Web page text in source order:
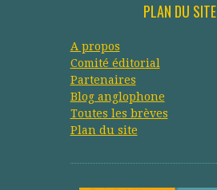
PLAN DU SITE
A propos
Comité éditorial
Partenaires
Blog anglophone
Toutes les brèves
Plan du site